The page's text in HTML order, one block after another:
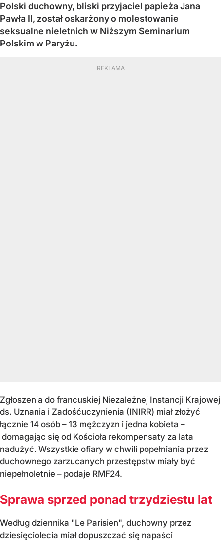
Polski duchowny, bliski przyjaciel papieża Jana
Pawła II, został oskarżony o molestowanie
seksualne nieletnich w Niższym Seminarium
Polskim w Paryżu.
Zgłoszenia do francuskiej Niezależnej Instancji Krajowej
ds. Uznania i Zadośćuczynienia (INIRR) miał złożyć
łącznie 14 osób – 13 mężczyzn i jedna kobieta –
domagając się od Kościoła rekompensaty za lata
nadużyć. Wszystkie ofiary w chwili popełniania przez
duchownego zarzucanych przestępstw miały być
niepełnoletnie – podaje RMF24.
Sprawa sprzed ponad trzydziestu lat
Według dziennika "Le Parisien", duchowny przez
dziesięciolecia miał dopuszczać się napaści